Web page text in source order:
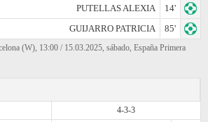
PUTELLAS ALEXIA
14'
GUIJARRO PATRICIA
85'
(W), 13:00 / 15.03.2025, sábado, España Primera
4-3-3